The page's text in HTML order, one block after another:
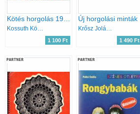
1 100 Ft
Új horgolási minták
1 490 Ft
PARTNER PARTNER